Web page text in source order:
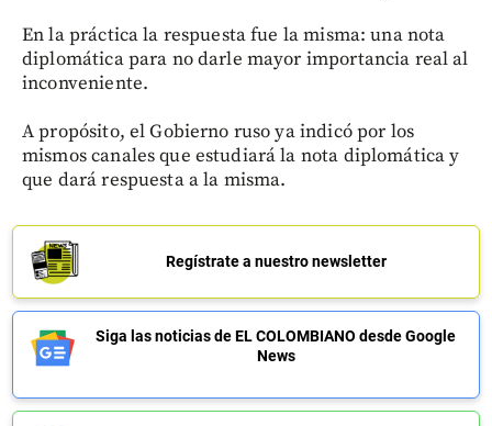
En la práctica la respuesta fue la misma: una nota
diplomática para no darle mayor importancia real al
inconveniente.
A propósito, el Gobierno ruso ya indicó por los
mismos canales que estudiará la nota diplomática y
que dará respuesta a la misma.
Regístrate a nuestro newsletter
Siga las noticias de EL COLOMBIANO desde Google
News